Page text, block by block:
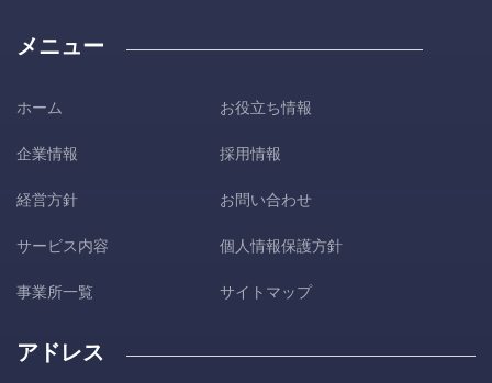
メニュー
ホーム
企業情報
経営方針
サービス内容
事業所一覧
お役立ち情報
採用情報
お問い合わせ
個人情報保護方針
サイトマップ
アドレス